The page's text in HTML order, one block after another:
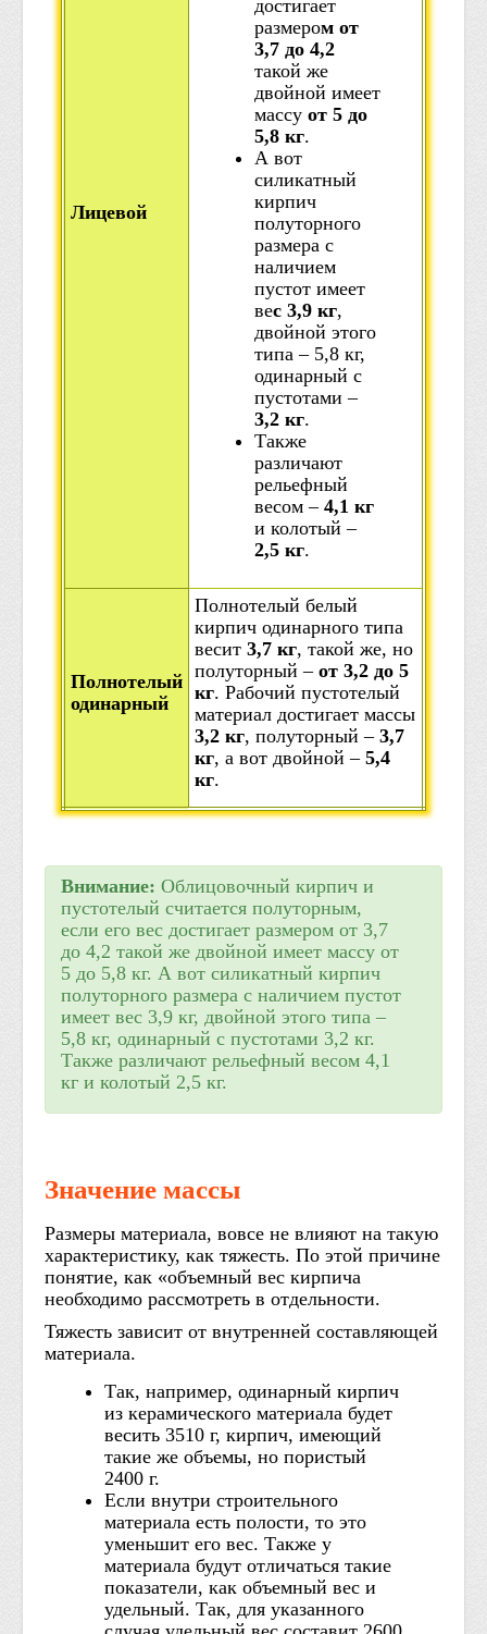
Лицевой
достигает
размером от
3,7 до 4,2
такой же
двойной имеет
массу от 5 до
5,8 кг.
А вот
силикатный
кирпич
полуторного
размера с
наличием
пустот имеет
вес 3,9 кг,
двойной этого
типа – 5,8 кг,
одинарный с
пустотами –
3,2 кг.
Также
различают
рельефный
весом – 4,1 кг
и колотый –
2,5 кг.
Полнотелый
одинарный
Полнотелый белый
кирпич одинарного типа
весит 3,7 кг, такой же, но
полуторный – от 3,2 до 5
кг. Рабочий пустотелый
материал достигает массы
3,2 кг, полуторный – 3,7
кг, а вот двойной – 5,4
кг.
Внимание: Облицовочный кирпич и
пустотелый считается полуторным,
если его вес достигает размером от 3,7
до 4,2 такой же двойной имеет массу от
5 до 5,8 кг. А вот силикатный кирпич
полуторного размера с наличием пустот
имеет вес 3,9 кг, двойной этого типа –
5,8 кг, одинарный с пустотами 3,2 кг.
Также различают рельефный весом 4,1
кг и колотый 2,5 кг.
Значение массы
Размеры материала, вовсе не влияют на такую
характеристику, как тяжесть. По этой причине
понятие, как «объемный вес кирпича
необходимо рассмотреть в отдельности.
Тяжесть зависит от внутренней составляющей
материала.
Так, например, одинарный кирпич
из керамического материала будет
весить 3510 г, кирпич, имеющий
такие же объемы, но пористый
2400 г.
Если внутри строительного
материала есть полости, то это
уменьшит его вес. Также у
материала будут отличаться такие
показатели, как объемный вес и
удельный. Так, для указанного